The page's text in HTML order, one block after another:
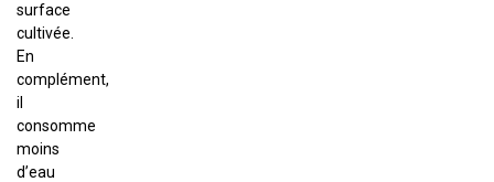
surface
cultivée.
En
complément,
il
consomme
moins
d’eau